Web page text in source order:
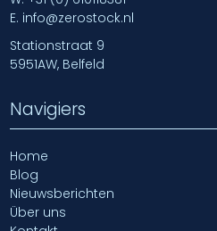
E. info@zerostock.nl
Stationstraat 9
5951AW, Belfeld
Navigiers
Home
Blog
Nieuwsberichten
Über uns